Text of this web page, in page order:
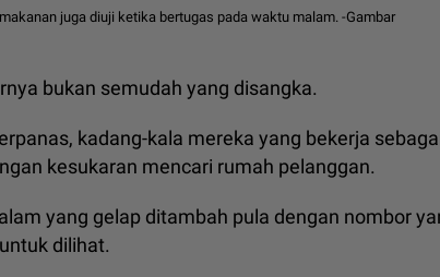
juga diuji ketika bertugas pada waktu malam. -Gambar
bukan semudah yang disangka.
kadang-kala mereka yang bekerja
kesukaran mencari rumah pelanggan.
yang gelap ditambah pula dengan nombor
dilihat.